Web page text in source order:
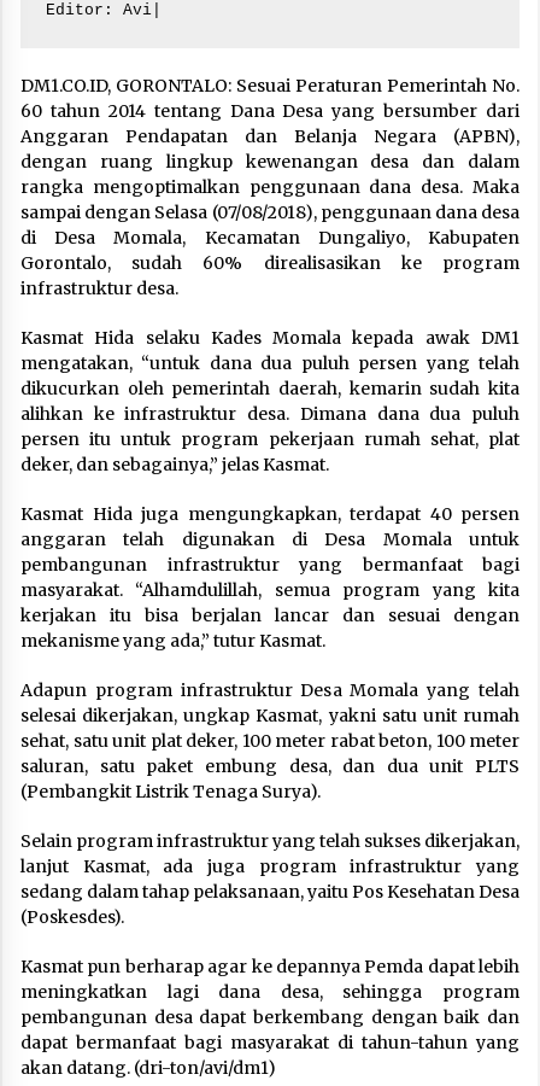
Editor: Avi|
DM1.CO.ID, GORONTALO: Sesuai Peraturan Pemerintah No.
60 tahun 2014 tentang Dana Desa yang bersumber dari
Anggaran Pendapatan dan Belanja Negara (APBN),
dengan ruang lingkup kewenangan desa dan dalam
rangka mengoptimalkan penggunaan dana desa. Maka
sampai dengan Selasa (07/08/2018), penggunaan dana desa
di Desa Momala, Kecamatan Dungaliyo, Kabupaten
Gorontalo, sudah 60% direalisasikan ke program
infrastruktur desa.
Kasmat Hida selaku Kades Momala kepada awak DM1
mengatakan, “untuk dana dua puluh persen yang telah
dikucurkan oleh pemerintah daerah, kemarin sudah kita
alihkan ke infrastruktur desa. Dimana dana dua puluh
persen itu untuk program pekerjaan rumah sehat, plat
deker, dan sebagainya,” jelas Kasmat.
Kasmat Hida juga mengungkapkan, terdapat 40 persen
anggaran telah digunakan di Desa Momala untuk
pembangunan infrastruktur yang bermanfaat bagi
masyarakat. “Alhamdulillah, semua program yang kita
kerjakan itu bisa berjalan lancar dan sesuai dengan
mekanisme yang ada,” tutur Kasmat.
Adapun program infrastruktur Desa Momala yang telah
selesai dikerjakan, ungkap Kasmat, yakni satu unit rumah
sehat, satu unit plat deker, 100 meter rabat beton, 100 meter
saluran, satu paket embung desa, dan dua unit PLTS
(Pembangkit Listrik Tenaga Surya).
Selain program infrastruktur yang telah sukses dikerjakan,
lanjut Kasmat, ada juga program infrastruktur yang
sedang dalam tahap pelaksanaan, yaitu Pos Kesehatan Desa
(Poskesdes).
Kasmat pun berharap agar ke depannya Pemda dapat lebih
meningkatkan lagi dana desa, sehingga program
pembangunan desa dapat berkembang dengan baik dan
dapat bermanfaat bagi masyarakat di tahun-tahun yang
akan datang. (dri-ton/avi/dm1)